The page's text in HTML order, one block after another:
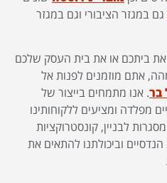
גם במגזר הציבורי וגם במגזר
ביתכם או את בית העסק שלכם
אתם מוזמנים לפנות אל
בר. אנו מתמחים בייצור של
מפלדה ומציעים ללקוחותינו
לבניין, קונסטרוקציות
וביכולתנו להתאים את